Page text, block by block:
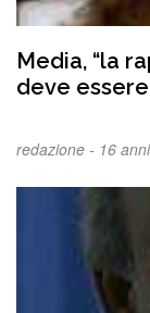
Media, “la
deve
redazione - 16